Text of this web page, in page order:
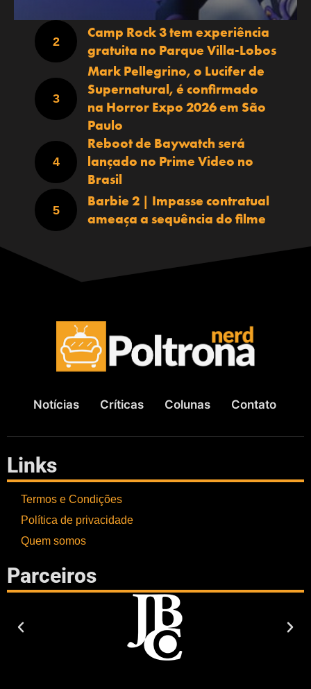
Camp Rock 3 tem experiência
gratuita no Parque Villa-Lobos
Mark Pellegrino, o Lucifer de
Supernatural, é confirmado
na Horror Expo 2026 em São
Paulo
Reboot de Baywatch será
lançado no Prime Video no
Brasil
Barbie 2 | Impasse contratual
ameaça a sequência do filme
Notícias Críticas Colunas Contato
Links
Termos e Condições
Política de privacidade
Quem somos
Parceiros